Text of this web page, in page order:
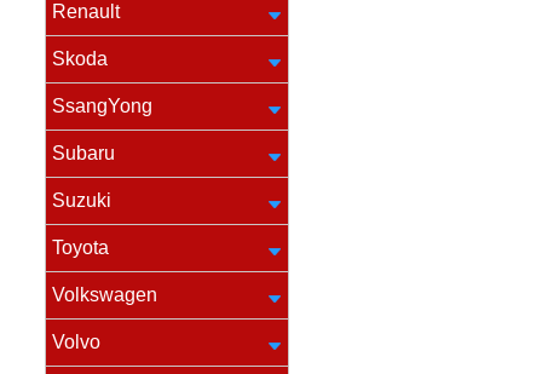
Renault
Skoda
SsangYong
Subaru
Suzuki
Toyota
Volkswagen
Volvo